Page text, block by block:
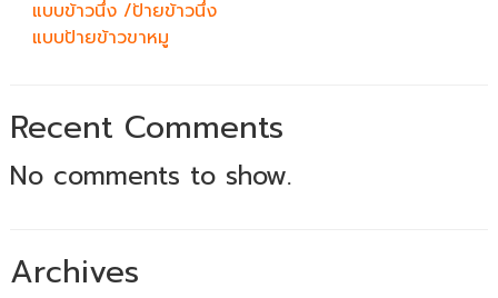
แบบข้าวนึ่ง /ป้ายข้าวนึ่ง
แบบป้ายข้าวขาหมู
Recent Comments
No comments to show.
Archives